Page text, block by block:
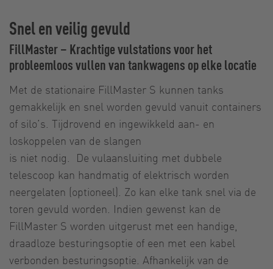
Snel en veilig gevuld
FillMaster – Krachtige vulstations voor het
probleemloos vullen van tankwagens op elke locatie
Met de stationaire FillMaster S kunnen tanks
gemakkelijk en snel worden gevuld vanuit containers
of silo’s. Tijdrovend en ingewikkeld aan- en
loskoppelen van de slangen
is niet nodig. De vulaansluiting met dubbele
telescoop kan handmatig of elektrisch worden
neergelaten (optioneel). Zo kan elke tank snel via de
toren gevuld worden. Indien gewenst kan de
FillMaster S worden uitgerust met een handige,
draadloze besturingsoptie of een met een kabel
verbonden besturingsoptie. Afhankelijk van de